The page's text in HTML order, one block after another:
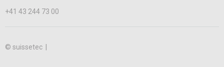
+41 43 244 73 00
© suissetec |